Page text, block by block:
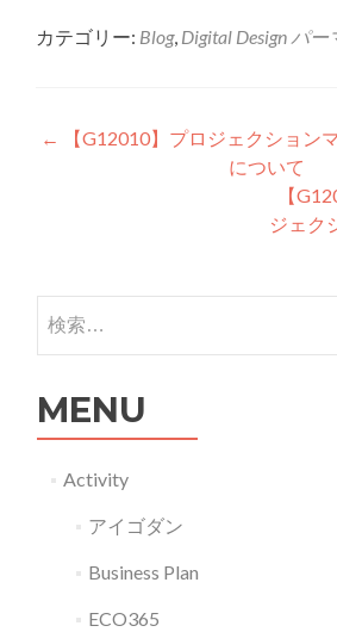
カテゴリー: Blog, Digital Design パー
投稿ナビゲーショ
←
【G12010】プロジェクション
について
【
ジェク
検索:
MENU
Activity
アイゴダン
Business Plan
ECO365